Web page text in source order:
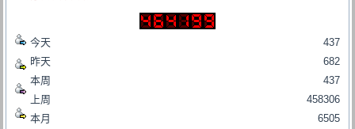
今天
昨天
本周
上周
本月
437
682
437
458306
6505